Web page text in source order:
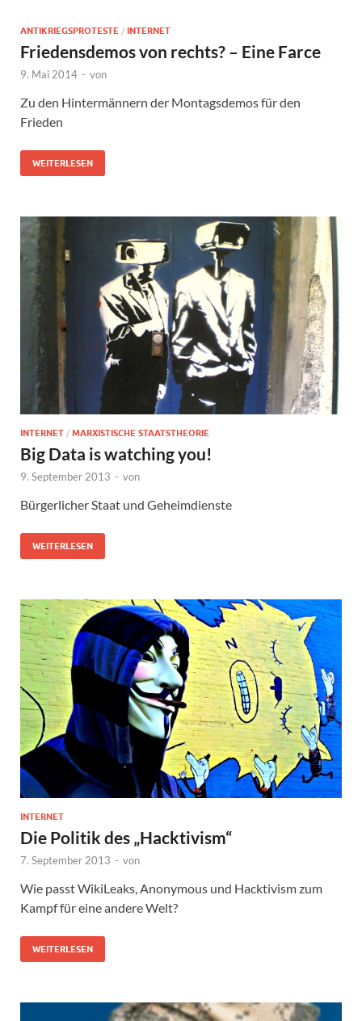
ANTIKRIEGSPROTESTE / INTERNET
Friedensdemos von rechts? – Eine Farce
9. Mai 2014 - von
Zu den Hintermännern der Montagsdemos für den
Frieden
WEITERLESEN
INTERNET / MARXISTISCHE STAATSTHEORIE
Big Data is watching you!
9. September 2013 - von
Bürgerlicher Staat und Geheimdienste
WEITERLESEN
INTERNET
Die Politik des „Hacktivism“
7. September 2013 - von
Wie passt WikiLeaks, Anonymous und Hacktivism zum
Kampf für eine andere Welt?
WEITERLESEN